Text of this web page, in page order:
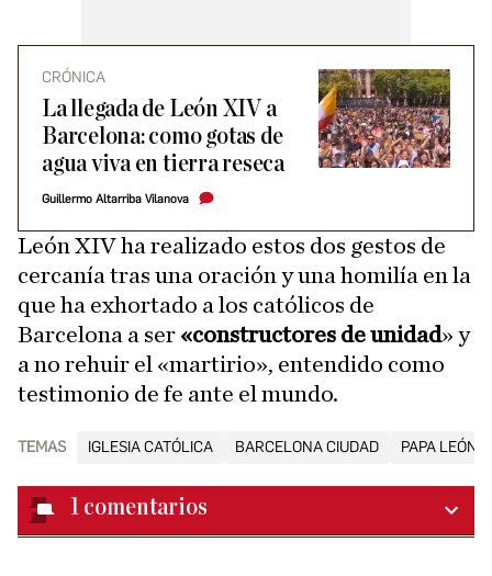
CRÓNICA
La llegada de León XIV a
Barcelona: como gotas de
agua viva en tierra reseca
Guillermo Altarriba Vilanova
León XIV ha realizado estos dos gestos de
cercanía tras una oración y una homilía en la
que ha exhortado a los católicos de
Barcelona a ser «constructores de unidad» y
a no rehuir el «martirio», entendido como
testimonio de fe ante el mundo.
TEMAS IGLESIA CATÓLICA BARCELONA CIUDAD PAPA LEÓN
1 comentarios